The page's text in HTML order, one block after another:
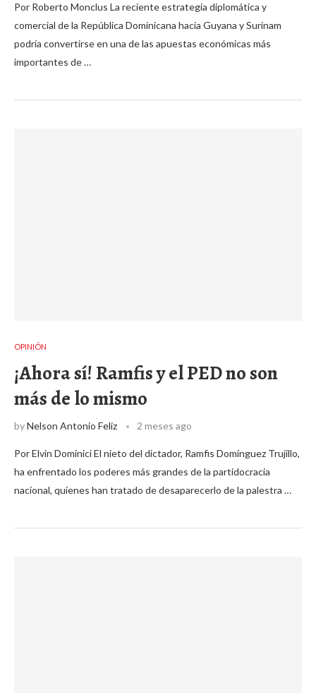
Por Roberto Monclus La reciente estrategia diplomática y
comercial de la República Dominicana hacia Guyana y Surinam
podría convertirse en una de las apuestas económicas más
importantes de …
OPINIÓN
¡Ahora sí! Ramfis y el PED no son
más de lo mismo
byNelson Antonio Feliz 2 meses ago
Por Elvin Dominici El nieto del dictador, Ramfis Domínguez Trujillo,
ha enfrentado los poderes más grandes de la partidocracia
nacional, quienes han tratado de desaparecerlo de la palestra …